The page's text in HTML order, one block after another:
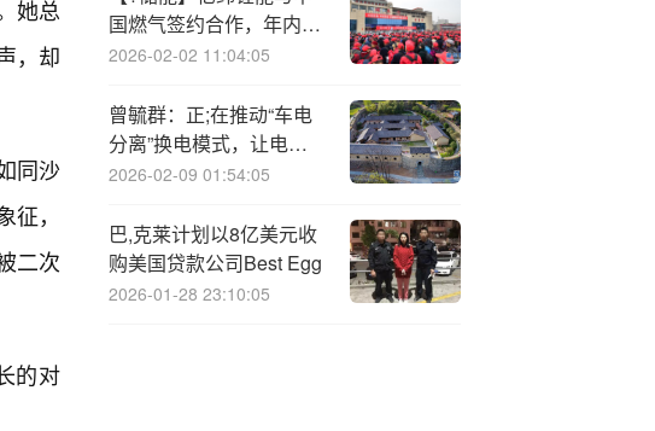
她总
，却
同沙
，
二次
的对
国燃气签约合作，年内拟
实现1GWh储能产品订单
2026-02-02 11:04:05
曾毓群：正;在推动“车电
分离”换电模式，让电池
从商品变为服务
2026-02-09 01:54:05
巴,克莱计划以8亿美元收
购美国贷款公司Best Egg
2026-01-28 23:10:05